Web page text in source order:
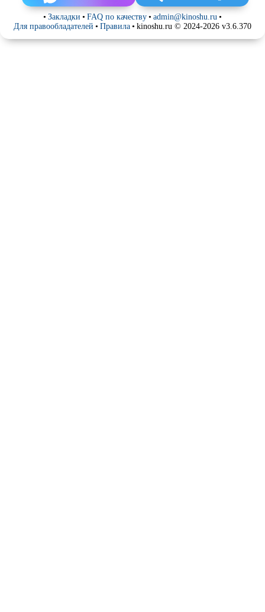
• Закладки • FAQ по качеству • admin@kinoshu.ru •
Для правообладателей • Правила • kinoshu.ru © 2024-2026 v3.6.370